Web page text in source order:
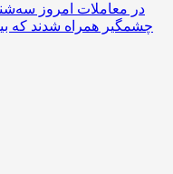
در معاملات امروز
چشمگیر همراه شدند که